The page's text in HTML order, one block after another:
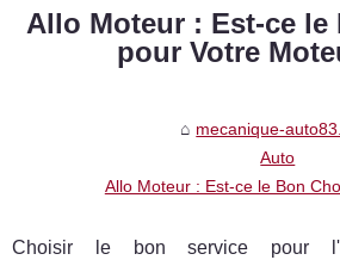
Allo Moteur : Est-ce le
pour Votre
mecanique-
Auto
Allo Moteur : Est-ce le Bon
Choisir le bon service pour